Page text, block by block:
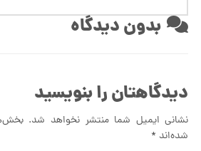
بدون دیدگاه
دیدگاهتان را بنویسید
نشانی ایمیل شما منتشر نخواهد شد.
شده‌اند *